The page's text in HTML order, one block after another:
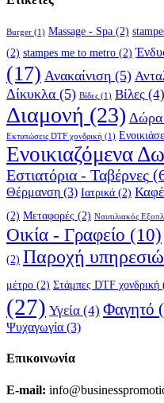
Burger (1) Massage - Spa (2)
(2) stampes me to metro (2)
(17) Ανακαίνιση (5)
Δίκυκλα (5) Βίδες (1) Βίλες (4)
Διαμονή (23) Δώρα
Εκτυπώσεις DTF χονδρική (1)
Ενοικιαζόμενα
Εστιατόρια - Ταβέρνες
Θέρμανση (3) Ιατρικά (2)
(2) Μεταφορές (2) Ναυτιλιακός
Οικία - Γραφείο (10)
(2) Παροχή
μέτρο (2) Στάμπες DTF χονδρική
(27) Υγεία (4) Φαγητό
Ψυχαγωγία (3)
Επικοινωνία
E-mail: